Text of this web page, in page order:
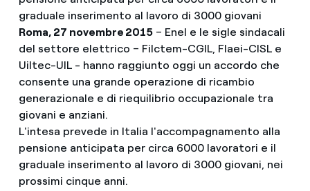
graduale inserimento al lavoro di 3000 giovani
Roma, 27 novembre 2015 – Enel e le sigle sindacali
del settore elettrico – Filctem-CGIL, Flaei-CISL e
Uiltec-UIL - hanno raggiunto oggi un accordo che
consente una grande operazione di ricambio
generazionale e di riequilibrio occupazionale tra
giovani e anziani.
L'intesa prevede in Italia l'accompagnamento alla
pensione anticipata per circa 6000 lavoratori e il
graduale inserimento al lavoro di 3000 giovani, nei
prossimi cinque anni.